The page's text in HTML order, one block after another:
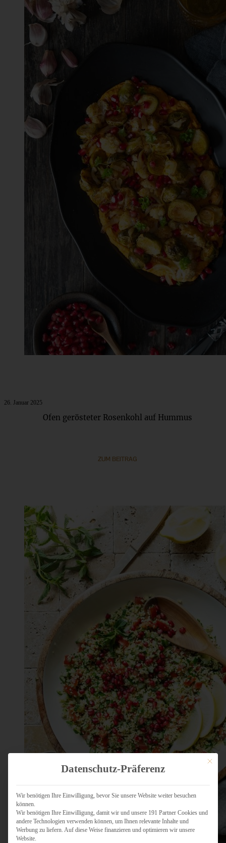
26. Januar 2025
ZUM BEITRAG
Ofen gerösteter Rosenkohl auf Hummus
Mit
Datenschutz-Präferenz
Wir benötigen Ihre Einwilligung, bevor Sie unsere Website weiter besuchen
können.
Wir benötigen Ihre Einwilligung, damit wir und unsere 191 Partner Cookies und
andere Technologien verwenden können, um Ihnen relevante Inhalte und
Werbung zu liefern. Auf diese Weise finanzieren und optimieren wir unsere
Website.